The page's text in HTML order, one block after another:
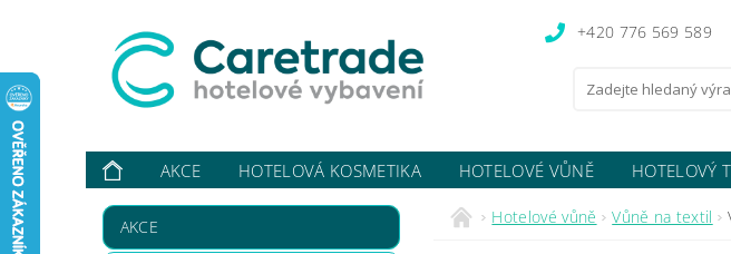
+420 776 569 589
AKCE HOTELOVÁ KOSMETIKA HOTELOVÉ VŮNĚ HOTELOVÝ
VYBAVUJI ...
KONTAKTY O NÁS HODNOCENÍ OBCHODU
AKCE Hotelové vůně Vůně na textil